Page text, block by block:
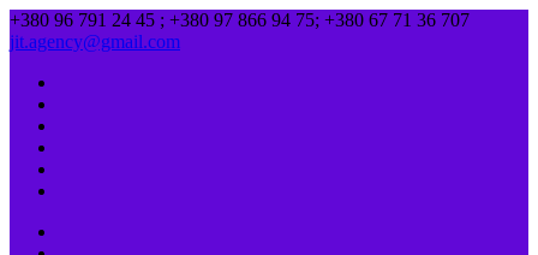
+380 96 791 24 45 ; +380 97 866 94 75; +380 67 71 36 707
jit.agency@gmail.com